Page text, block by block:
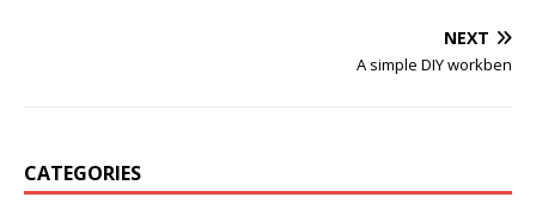
NEXT
A simple DIY workben
CATEGORIES